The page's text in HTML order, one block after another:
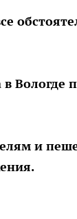
Вологде
и